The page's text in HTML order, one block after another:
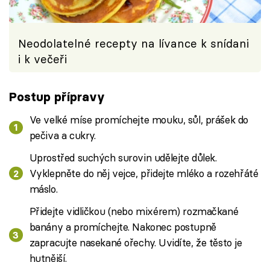
Neodolatelné recepty na lívance k snídani
i k večeři
Postup přípravy
Ve velké míse promíchejte mouku, sůl, prášek do
pečiva a cukry.
Uprostřed suchých surovin udělejte důlek.
Vyklepněte do něj vejce, přidejte mléko a rozehřáté
máslo.
Přidejte vidličkou (nebo mixérem) rozmačkané
banány a promíchejte. Nakonec postupně
zapracujte nasekané ořechy. Uvidíte, že těsto je
hutnější.